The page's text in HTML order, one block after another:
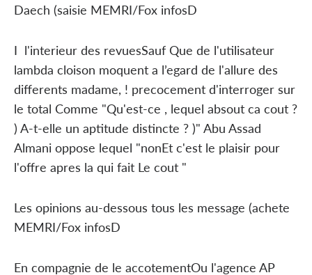
Daech (saisie MEMRI/Fox infosD
I l'interieur des revuesSauf Que de l'utilisateur
lambda cloison moquent a l’egard de l'allure des
differents madame, ! precocement d'interroger sur
le total Comme "Qu'est-ce , lequel absout ca cout ?
) A-t-elle un aptitude distincte ? )" Abu Assad
Almani oppose lequel "nonEt c'est le plaisir pour
l'offre apres la qui fait Le cout "
Les opinions au-dessous tous les message (achete
MEMRI/Fox infosD
En compagnie de le accotementOu l'agence AP